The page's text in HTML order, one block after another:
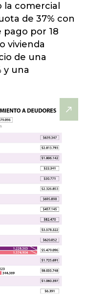
comercial
de 37% con
pago por 18
vivienda
de una
y una